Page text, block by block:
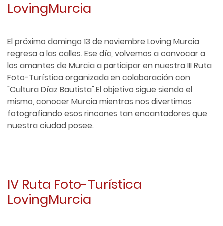
LovingMurcia
El próximo domingo 13 de noviembre Loving Murcia
regresa a las calles. Ese día, volvemos a convocar a
los amantes de Murcia a participar en nuestra III Ruta
Foto-Turística organizada en colaboración con
"Cultura Díaz Bautista".El objetivo sigue siendo el
mismo, conocer Murcia mientras nos divertimos
fotografiando esos rincones tan encantadores que
nuestra ciudad posee.
IV Ruta Foto-Turística
LovingMurcia